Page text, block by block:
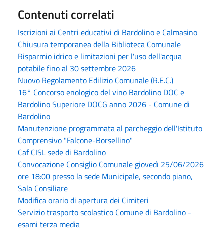
Contenuti correlati
Iscrizioni ai Centri educativi di Bardolino e Calmasino
Chiusura temporanea della Biblioteca Comunale
Risparmio idrico e limitazioni per l'uso dell'acqua
potabile fino al 30 settembre 2026
Nuovo Regolamento Edilizio Comunale (R.E.C.)
16° Concorso enologico del vino Bardolino DOC e
Bardolino Superiore DOCG anno 2026 - Comune di
Bardolino
Manutenzione programmata al parcheggio dell'Istituto
Comprensivo "Falcone-Borsellino"
Caf CISL sede di Bardolino
Convocazione Consiglio Comunale giovedì 25/06/2026
ore 18:00 presso la sede Municipale, secondo piano,
Sala Consiliare
Modifica orario di apertura dei Cimiteri
Servizio trasporto scolastico Comune di Bardolino -
esami terza media